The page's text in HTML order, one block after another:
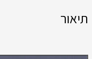
תיאור